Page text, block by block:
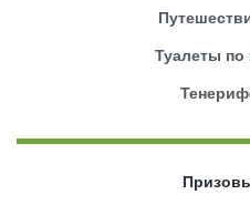
Туалеты